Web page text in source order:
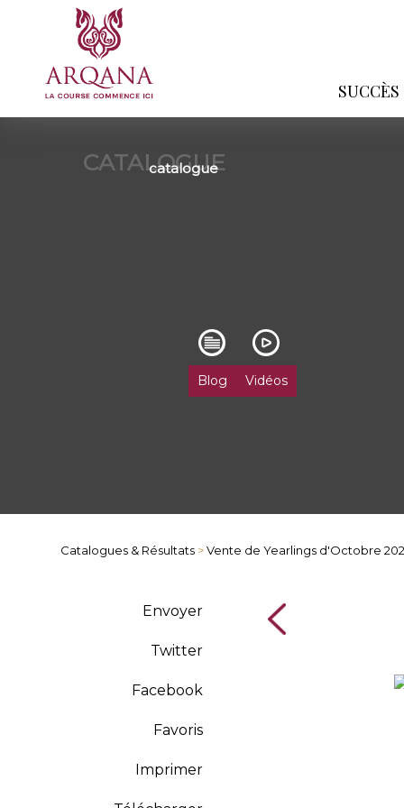
SUCCÈS
CATALOGUE
catalogue
Blog Vidéos
Catalogues & Résultats >Vente de Yearlings d'Octobre
Envoyer
Twitter
Facebook
Favoris
Imprimer